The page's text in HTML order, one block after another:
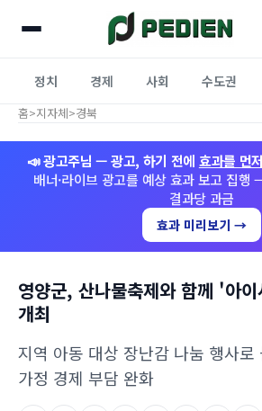
정치 경제 사회 수도권
홈>지자체>경북
📣 광고주님 — 광고, 하기 전에 효과를 먼저
배너·라이브 광고를 예상 효과 보고 집행
결과당 과금
효과 미리보기 →
영양군, 산나물축제와 함께 '아
개최
지역 아동 대상 장난감 나눔 행사로
가정 경제 부담 완화